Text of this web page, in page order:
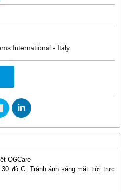
International - Italy
OGCare
độ C. Tránh ánh sáng mặt trời trực